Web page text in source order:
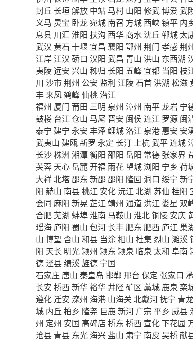
封丘 长垣解放 中站 马村 山阳 修武博爱 武
义马 灵宝 卧龙宛城 南召 方城 西峡镇平 内
息县 川汇 淮阳 扶沟 西华 商水 沈丘 郸城 太
武汉 黄石 十堰 宜昌 襄阳 鄂州 荆门 孝感荆
江岸 江汉 硚口 汉阳 武昌 青山 洪山 东西湖
夷陵远安 兴山 秭归 长阳 五峰 宜都 当阳 枝
川 沙市荆州 公安 监利 江陵石首 洪湖 松滋
丰 来凤鹤峰 仙桃潜江
福州 厦门 莆田 三明 泉州 漳州 南平龙岩 宁
鼓楼 台江 仓山 马尾 晋安 闽侯连江 罗源 闽
泰宁 建宁 永安 丰泽鲤城洛江 泉港 惠安 安
武夷山 建瓯新罗 永定 长汀 上杭武平连城
长沙株洲 湘潭衡阳 邵阳 岳阳 常德 张家界
芙蓉 天心岳麓开福 雨花望城 浏阳 宁乡 荷
大祥北塔邵东 新邵邵阳 隆回 洞口 绥宁 新
阳 赫山 南县桃江 安化沅江 北湖 苏仙 桂阳
会同 麻阳 新晃 芷江 靖州 通道 洪江 娄星 双
合肥 芜湖 蚌埠淮南 马鞍山 淮北铜陵 安庆
瑶海 庐阳 蜀山 包河 长丰 肥东 肥西 庐江 巢
山 博望 含山 和县 当涂相山 杜集 烈山 濉溪
阳 天长 明光颍州 颍东 颍泉 临泉 太和 阜南
德 泾县绩溪旌德 宁国
石家庄 唐山 秦皇岛 邯郸 邢台 保定 张家口
长安 桥西 新华裕华 井陉矿区 藁城 鹿泉 栾
遵化迁安 滦州 海港 山海关 北戴河抚宁 青
城 内丘 柏乡 隆尧 巨鹿新河 广宗 平乡 威县
州 定州 安国 高碑店 桥东 桥西 宣化下花园
沧县 青县 东光 海兴 盐山 肃宁 南皮 吴桥献